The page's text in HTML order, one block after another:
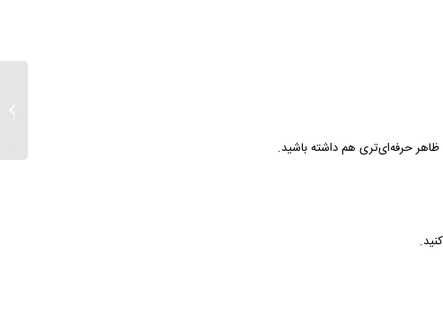
حرفه‌ای‌تری هم داشته باشید.
2025...